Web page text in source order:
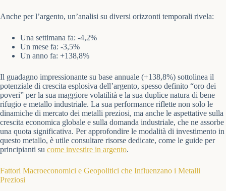
Anche per l’argento, un’analisi su diversi orizzonti temporali rivela:
Una settimana fa: -4,2%
Un mese fa: -3,5%
Un anno fa: +138,8%
Il guadagno impressionante su base annuale (+138,8%) sottolinea il
potenziale di crescita esplosiva dell’argento, spesso definito “oro dei
poveri” per la sua maggiore volatilità e la sua duplice natura di bene
rifugio e metallo industriale. La sua performance riflette non solo le
dinamiche di mercato dei metalli preziosi, ma anche le aspettative sulla
crescita economica globale e sulla domanda industriale, che ne assorbe
una quota significativa. Per approfondire le modalità di investimento in
questo metallo, è utile consultare risorse dedicate, come le guide per
principianti su come investire in argento.
Fattori Macroeconomici e Geopolitici che Influenzano i Metalli
Preziosi